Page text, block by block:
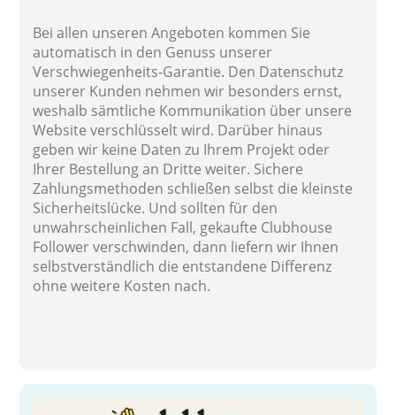
Bei allen unseren Angeboten kommen Sie
automatisch in den Genuss unserer
Verschwiegenheits-Garantie. Den Datenschutz
unserer Kunden nehmen wir besonders ernst,
weshalb sämtliche Kommunikation über unsere
Website verschlüsselt wird. Darüber hinaus
geben wir keine Daten zu Ihrem Projekt oder
Ihrer Bestellung an Dritte weiter. Sichere
Zahlungsmethoden schließen selbst die kleinste
Sicherheitslücke. Und sollten für den
unwahrscheinlichen Fall, gekaufte Clubhouse
Follower verschwinden, dann liefern wir Ihnen
selbstverständlich die entstandene Differenz
ohne weitere Kosten nach.